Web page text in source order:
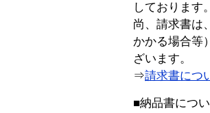
しております。
尚、請求書は
かかる場合等
ざいます。
⇒請求書につ
■納品書につ